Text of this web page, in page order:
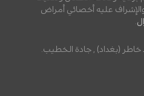
والإشراف عليه أخصائي أمراض
.
(بغداد) , جادة الخطيب.